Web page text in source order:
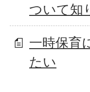
ついて知
一時保育
たい